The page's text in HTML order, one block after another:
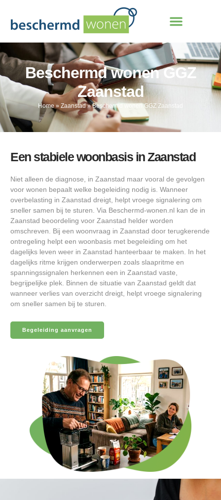
Beschermd wonen GGZ
Zaanstad
Home» Zaanstad»Beschermd wonen GGZ Zaanstad
Een stabiele woonbasis in Zaanstad
Niet alleen de diagnose, in Zaanstad maar vooral de gevolgen
voor wonen bepaalt welke begeleiding nodig is. Wanneer
overbelasting in Zaanstad dreigt, helpt vroege signalering om
sneller samen bij te sturen. Via Beschermd-wonen.nl kan de in
Zaanstad beoordeling voor Zaanstad helder worden
omschreven. Bij een woonvraag in Zaanstad door terugkerende
ontregeling helpt een woonbasis met begeleiding om het
dagelijks leven weer in Zaanstad hanteerbaar te maken. In het
dagelijks ritme krijgen onderwerpen zoals slaapritme en
spanningssignalen herkennen een in Zaanstad vaste,
begrijpelijke plek. Binnen de situatie van Zaanstad geldt dat
wanneer verlies van overzicht dreigt, helpt vroege signalering
om sneller samen bij te sturen.
Begeleiding aanvragen